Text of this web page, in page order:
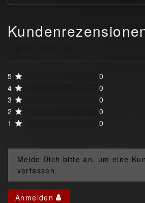
5
0
4
0
3
0
2
0
1
0
Melde Dich bitte an, um eine
verfassen.
Anmelden